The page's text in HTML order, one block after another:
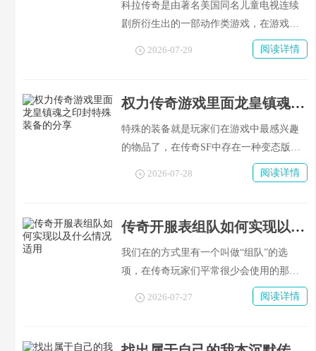
科拉传奇是由著名美国同名儿童电视连续
剧所衍生出的一部动作类游戏，在游戏中
使用了快节奏、充满激情与活力的武术音
乐以及各种各样的酷炫招式来表现战斗场
来说非常值得尝试一下，《科拉传奇》对
2026-07-29 阅读详情
权力传奇游戏里面龙皇镇魂之印封特殊装备的分享
特殊的装备就是玩家们在游戏中最感兴趣
的物品了，在传奇SF中存在一种变态版的
游戏里，级别越高、品质越好、稀有的特
殊装备就越受人欢迎，并且就连我也不例
这款龙皇镇魂之印这个特别的东西，在游
的三阶要强很多。
2026-07-28 阅读详情
传奇开服表组队如何实现以及什么情况适用
我们在的方式里有一个叫做“组队”的选
项，在传奇玩家们平常很少会使用的那个
选项里面，并且也只会在某些特殊的场合
下才会被启用。所以我们要先弄清楚怎样
伍并挑选周围的人随机组成一队。
2026-07-27 阅读详情